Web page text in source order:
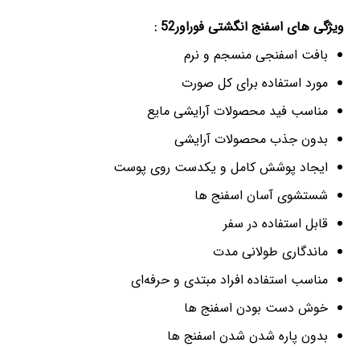
ویژگی های اسفنج انگشتی فوراور52 :
بافت اسفنجی منسجم و نرم
مورد استفاده برای کل صورت
مناسب فید محصولات آرایشی مایع
بدون جذب محصولات آرایشی
ایجاد پوشش کامل و یکدست روی پوست
شستشوی آسان اسفنج ها
قابل استفاده در سفر
ماندگاری طولانی مدت
مناسب استفاده افراد مبتدی و حرفه‌ای
خوش دست بودن اسفنج ها
بدون پاره شدن شدن اسفنج ها